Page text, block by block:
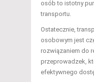
osób to istotny
transportu.
Ostatecznie,
osobowym jest
rozwiązaniem do
przeprowadzek,
efektywnego